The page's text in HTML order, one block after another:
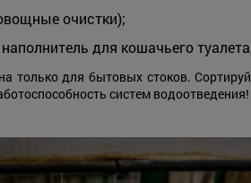
очистки);
для кошачьего
только для бытовых стоков.
систем водоотведения!